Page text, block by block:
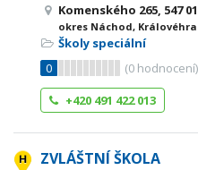
Komenského 265, 547
okres Náchod,
Školy speciální
0
(0 hodnocení)
+420 491 422 013
ZVLÁŠTNÍ ŠKOLA